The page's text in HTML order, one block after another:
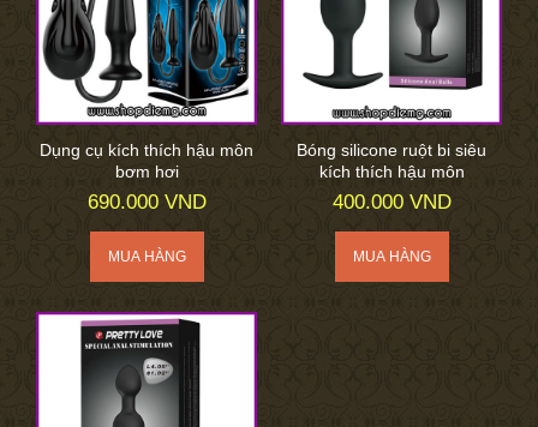
Dụng cụ kích thích hậu môn
bơm hơi
690.000 VND
Bóng silicone ruột bi siêu
kích thích hậu môn
400.000 VND